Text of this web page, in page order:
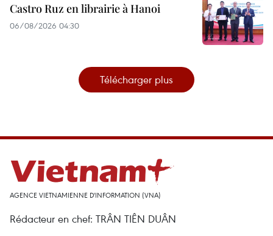
Castro Ruz en librairie à Hanoi
06/08/2026 04:30
Télécharger plus
AGENCE VIETNAMIENNE D'INFORMATION (VNA)
Rédacteur en chef: TRÂN TIÊN DUÂN